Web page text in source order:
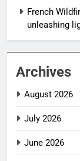
French
unleashing
Archives
August 2026
July 2026
June 2026